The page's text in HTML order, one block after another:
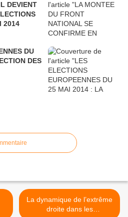
DEVIENT
2014
DU
DES
La dynamique de l’extrême
droite dans les